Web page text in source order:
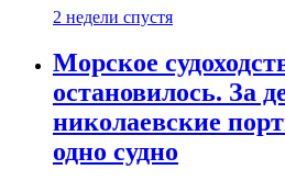
2 недели спустя
Морское
остановилось. За
николаевские
одно судно